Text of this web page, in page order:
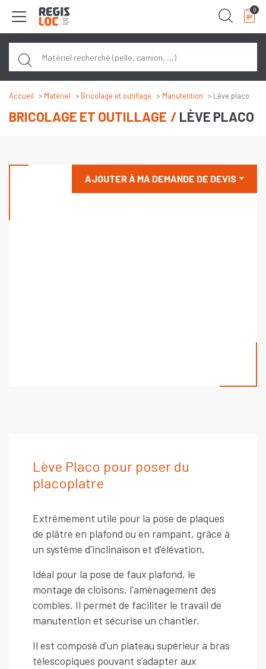
0
Accueil Matériel Bricolage et outillage Manutention Lève placo
LÈVE PLACO
BRICOLAGE ET OUTILLAGE
AJOUTER À MA DEMANDE DE DEVIS
Lève Placo pour poser du
placoplatre
Extrêmement utile pour la pose de plaques
de plâtre en plafond ou en rampant, grâce à
un système d'inclinaison et d’élévation.
Idéal pour la pose de faux plafond, le
montage de cloisons, l'aménagement des
combles. Il permet de faciliter le travail de
manutention et sécurise un chantier.
Il est composé d'un plateau supérieur à bras
télescopiques pouvant s’adapter aux
Panneau de gestion des cookies